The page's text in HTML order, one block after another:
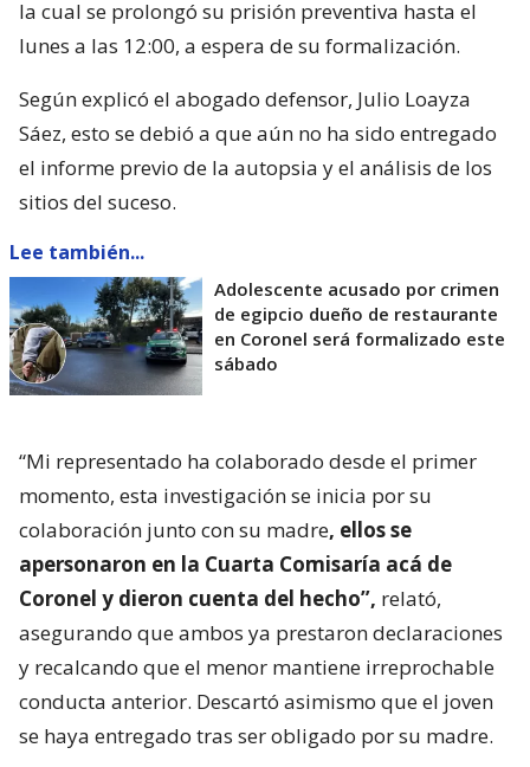
la cual se prolongó su prisión preventiva hasta el
lunes a las 12:00, a espera de su formalización.
Según explicó el abogado defensor, Julio Loayza
Sáez, esto se debió a que aún no ha sido entregado
el informe previo de la autopsia y el análisis de los
sitios del suceso.
Lee también...
Adolescente acusado por crimen
de egipcio dueño de restaurante
en Coronel será formalizado este
sábado
“Mi representado ha colaborado desde el primer
momento, esta investigación se inicia por su
colaboración junto con su madre, ellos se
apersonaron en la Cuarta Comisaría acá de
Coronel y dieron cuenta del hecho”, relató,
asegurando que ambos ya prestaron declaraciones
y recalcando que el menor mantiene irreprochable
conducta anterior. Descartó asimismo que el joven
se haya entregado tras ser obligado por su madre.